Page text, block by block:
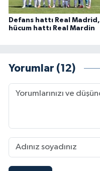
Defans hattı Real Madrid,
hücum hattı Real Mardin
Yorumlar (12)